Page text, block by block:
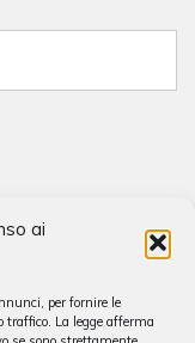
ai
per fornire le
La legge afferma